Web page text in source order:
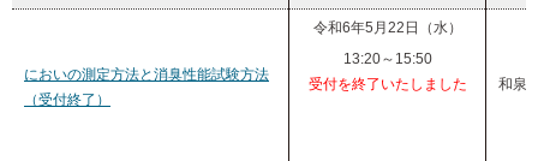
においの測定方法と消臭性能試験方法
（受付終了）
令和6年5月22日（水）
13:20～15:50
受付を終了いたしました
和泉